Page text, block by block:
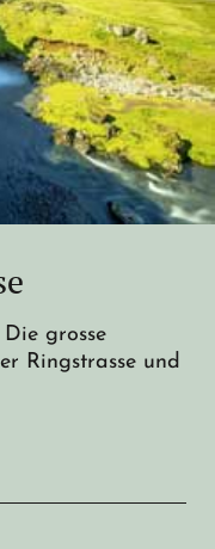
grosse
Ringstrasse und